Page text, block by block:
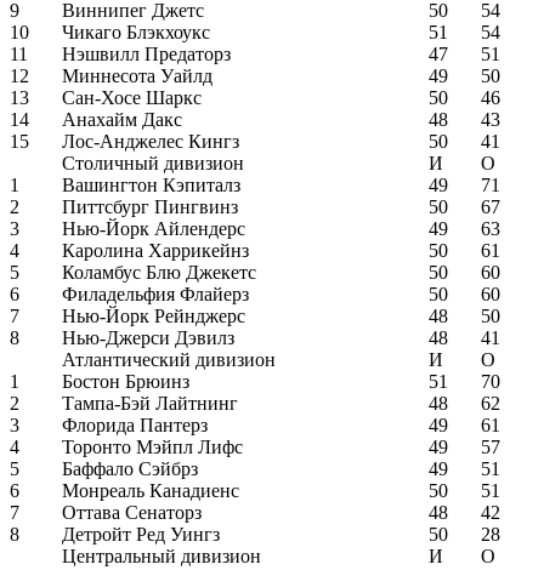
9
Виннипег Джетс 50
54
10
Чикаго Блэкхоукс 51
54
11
Нэшвилл Предаторз 47
51
12
Миннесота Уайлд 49
50
13
Сан-Хосе Шаркс 50
46
14
Анахайм Дакс 48
43
15
Лос-Анджелес Кингз 50
41
Столичный дивизион
И
О
1
Вашингтон Кэпиталз 49
71
2
Питтсбург Пингвинз 50
67
3
Нью-Йорк Айлендерс 49
63
4
Каролина Харрикейнз 50
61
5
Коламбус Блю Джекетс 50
60
6
Филадельфия Флайерз 50
60
7
Нью-Йорк Рейнджерс 48
50
8
Нью-Джерси Дэвилз 48
41
Атлантический дивизион
И
О
1
Бостон Брюинз 51
70
2
Тампа-Бэй Лайтнинг 48
62
3
Флорида Пантерз 49
61
4
Торонто Мэйпл Лифс 49
57
5
Баффало Сэйбрз 49
51
6
Монреаль Канадиенс 50
51
7
Оттава Сенаторз 48
42
8
Детройт Ред Уингз 50
28
Центральный дивизион
И
О